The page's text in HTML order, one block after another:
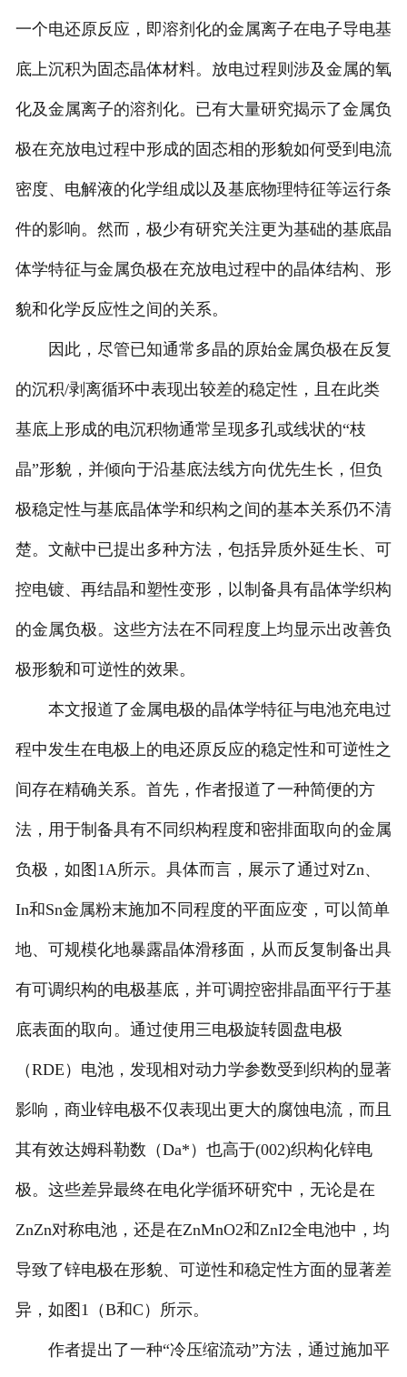
一个电还原反应，即溶剂化的金属离子在电子导电基
底上沉积为固态晶体材料。放电过程则涉及金属的氧
化及金属离子的溶剂化。已有大量研究揭示了金属负
极在充放电过程中形成的固态相的形貌如何受到电流
密度、电解液的化学组成以及基底物理特征等运行条
件的影响。然而，极少有研究关注更为基础的基底晶
体学特征与金属负极在充放电过程中的晶体结构、形
貌和化学反应性之间的关系。
因此，尽管已知通常多晶的原始金属负极在反复
的沉积/剥离循环中表现出较差的稳定性，且在此类
基底上形成的电沉积物通常呈现多孔或线状的“枝
晶”形貌，并倾向于沿基底法线方向优先生长，但负
极稳定性与基底晶体学和织构之间的基本关系仍不清
楚。文献中已提出多种方法，包括异质外延生长、可
控电镀、再结晶和塑性变形，以制备具有晶体学织构
的金属负极。这些方法在不同程度上均显示出改善负
极形貌和可逆性的效果。
本文报道了金属电极的晶体学特征与电池充电过
程中发生在电极上的电还原反应的稳定性和可逆性之
间存在精确关系。首先，作者报道了一种简便的方
法，用于制备具有不同织构程度和密排面取向的金属
负极，如图1A所示。具体而言，展示了通过对Zn、
In和Sn金属粉末施加不同程度的平面应变，可以简单
地、可规模化地暴露晶体滑移面，从而反复制备出具
有可调织构的电极基底，并可调控密排晶面平行于基
底表面的取向。通过使用三电极旋转圆盘电极
（RDE）电池，发现相对动力学参数受到织构的显著
影响，商业锌电极不仅表现出更大的腐蚀电流，而且
其有效达姆科勒数（Da*）也高于(002)织构化锌电
极。这些差异最终在电化学循环研究中，无论是在
ZnZn对称电池，还是在ZnMnO2和ZnI2全电池中，均
导致了锌电极在形貌、可逆性和稳定性方面的显著差
异，如图1（B和C）所示。
作者提出了一种“冷压缩流动”方法，通过施加平